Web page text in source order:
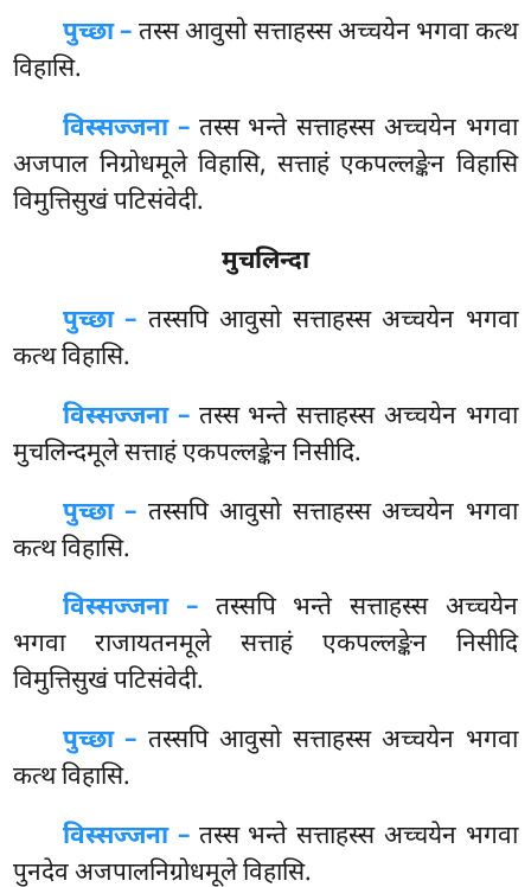
पुच्छा – तस्सआवुसो सत्ताहस्स अच्चयेन भगवा कत्थ
विहासि.
विस्सज्जना –तस्स भन्ते सत्ताहस्स अच्चयेन भगवा
अजपाल निग्रोधमूले विहासि, सत्ताहं एकपल्लङ्केन विहासि
विमुत्तिसुखं पटिसंवेदी.
मुचलिन्दा
पुच्छा – तस्सपि आवुसो सत्ताहस्स अच्चयेन भगवा
कत्थ विहासि.
विस्सज्जना –तस्स भन्ते सत्ताहस्स अच्चयेन भगवा
मुचलिन्दमूले सत्ताहं एकपल्लङ्केन निसीदि.
पुच्छा – तस्सपि आवुसो सत्ताहस्स अच्चयेन भगवा
कत्थ विहासि.
विस्सज्जना –तस्सपि भन्ते सत्ताहस्स अच्चयेन
भगवा राजायतनमूले सत्ताहं एकपल्लङ्केन निसीदि
विमुत्तिसुखं पटिसंवेदी.
पुच्छा – तस्सपिआवुसो सत्ताहस्स अच्चयेन भगवा
कत्थ विहासि.
विस्सज्जना –तस्स भन्ते सत्ताहस्स अच्चयेन भगवा
पुनदेव अजपालनिग्रोधमूले विहासि.